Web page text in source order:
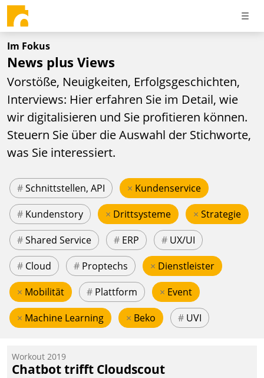
Im Fokus
News plus Views
Vorstöße, Neuigkeiten, Erfolgsgeschichten,
Interviews: Hier erfahren Sie im Detail, wie
wir digitalisieren und Sie profitieren können.
Steuern Sie über die Auswahl der Stichworte,
was Sie interessiert.
#Schnittstellen, API × Kundenservice
# Kundenstory × Drittsysteme × Strategie
#Shared Service # ERP # UX/UI
# Cloud # Proptechs × Dienstleister
× Mobilität # Plattform × Event
× Machine Learning × Beko # UVI
Workout 2019
Chatbot trifft Cloudscout